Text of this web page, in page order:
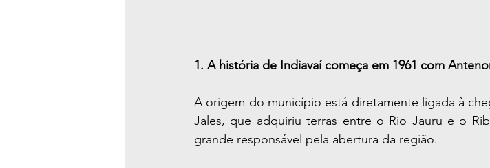
1. A história de Indiavaí começa em 1961 com
A origem do município está diretamente ligada à
Jales, que adquiriu terras entre o Rio Jauru e o
grande responsável pela abertura da região.